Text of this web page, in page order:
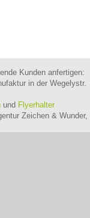
Kunden anfertigen:
in der Wegelystr.
und Flyerhalter
Zeichen & Wunder,